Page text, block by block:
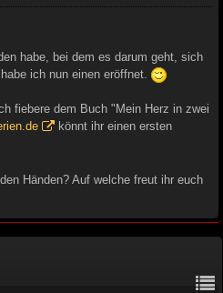
habe, bei dem es darum geht, sich
ich nun einen eröffnet.
fiebere dem Buch "Mein Herz in zwei
könnt ihr einen ersten
Händen? Auf welche freut ihr euch